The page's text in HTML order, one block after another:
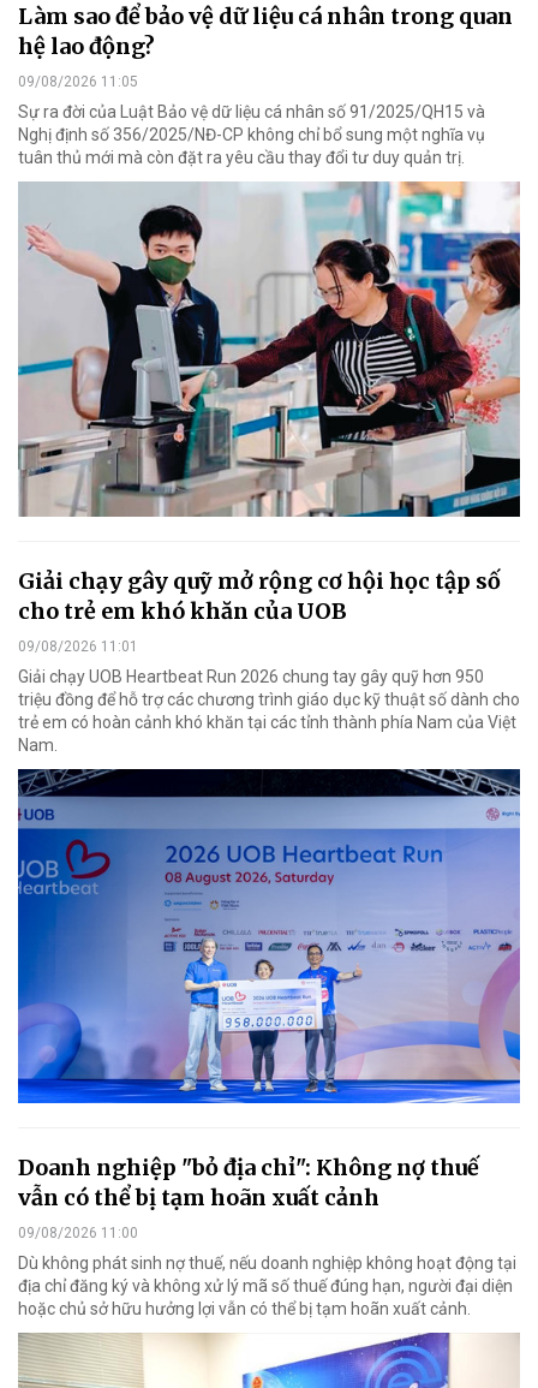
Làm sao để bảo vệ dữ liệu cá nhân trong quan
hệ lao động?
09/08/2026 11:05
Sự ra đời của Luật Bảo vệ dữ liệu cá nhân số 91/2025/QH15 và
Nghị định số 356/2025/NĐ-CP không chỉ bổ sung một nghĩa vụ
tuân thủ mới mà còn đặt ra yêu cầu thay đổi tư duy quản trị.
Giải chạy gây quỹ mở rộng cơ hội học tập số
cho trẻ em khó khăn của UOB
09/08/2026 11:01
Giải chạy UOB Heartbeat Run 2026 chung tay gây quỹ hơn 950
triệu đồng để hỗ trợ các chương trình giáo dục kỹ thuật số dành cho
trẻ em có hoàn cảnh khó khăn tại các tỉnh thành phía Nam của Việt
Nam.
Doanh nghiệp "bỏ địa chỉ": Không nợ thuế
vẫn có thể bị tạm hoãn xuất cảnh
09/08/2026 11:00
Dù không phát sinh nợ thuế, nếu doanh nghiệp không hoạt động tại
địa chỉ đăng ký và không xử lý mã số thuế đúng hạn, người đại diện
hoặc chủ sở hữu hưởng lợi vẫn có thể bị tạm hoãn xuất cảnh.